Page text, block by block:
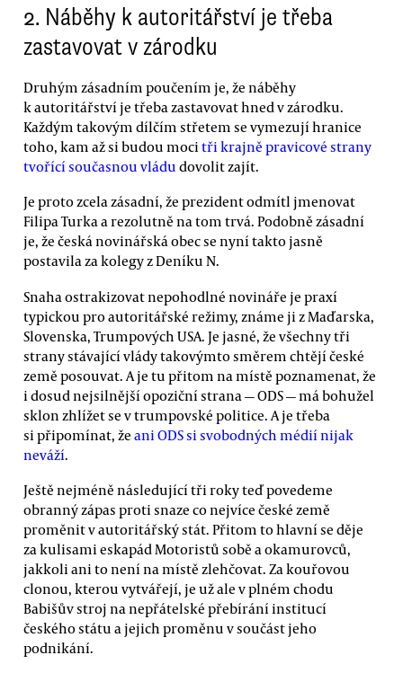
2. Náběhy k autoritářství je třeba
zastavovat v zárodku
Druhým zásadním poučením je, že náběhy
k autoritářství je třeba zastavovat hned v zárodku.
Každým takovým dílčím střetem se vymezují hranice
toho, kam až si budou mocitři krajně pravicové strany
tvořící současnou vládu dovolit zajít.
Je proto zcela zásadní, že prezident odmítl jmenovat
Filipa Turka a rezolutně na tom trvá. Podobně zásadní
je, že česká novinářská obec se nyní takto jasně
postavila za kolegy z Deníku N.
Snaha ostrakizovat nepohodlné novináře je praxí
typickou pro autoritářské režimy, známe ji z Maďarska,
Slovenska, Trumpových USA. Je jasné, že všechny tři
strany stávající vlády takovýmto směrem chtějí české
země posouvat. A je tu přitom na místě poznamenat, že
i dosud nejsilnější opoziční strana — ODS — má bohužel
sklon zhlížet se v trumpovské politice. A je třeba
si připomínat, že ani ODS si svobodných médií nijak
neváží.
Ještě nejméně následující tři roky teď povedeme
obranný zápas proti snaze co nejvíce české země
proměnit v autoritářský stát. Přitom to hlavní se děje
za kulisami eskapád Motoristů sobě a okamurovců,
jakkoli ani to není na místě zlehčovat. Za kouřovou
clonou, kterou vytvářejí, je už ale v plném chodu
Babišův stroj na nepřátelské přebírání institucí
českého státu a jejich proměnu v součást jeho
podnikání.